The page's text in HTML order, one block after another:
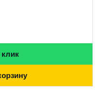
клик